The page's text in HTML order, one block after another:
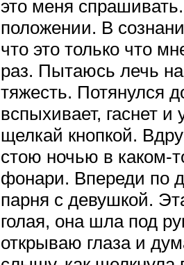
это меня
положении. В
что это только что
раз. Пытаюсь лечь
тяжесть. Потянулся
вспыхивает, гаснет
щелкай кнопкой.
стою ночью в каком-
фонари. Впереди по
парня с девушкой.
голая, она шла под
открываю глаза и